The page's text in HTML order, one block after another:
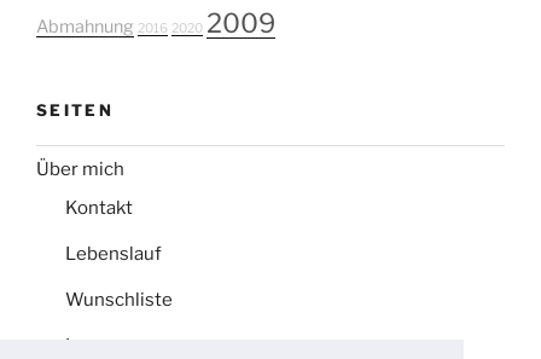
Abmahnung 2016 2020 2009
SEITEN
Über mich
Kontakt
Lebenslauf
Wunschliste
Impressum